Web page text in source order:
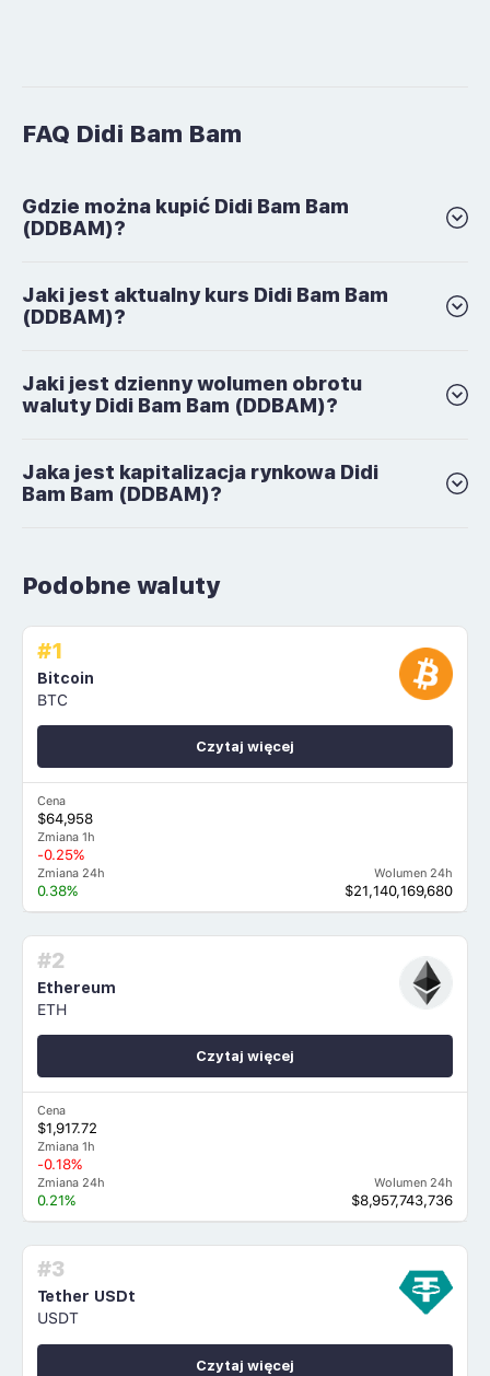
FAQ Didi Bam Bam
Gdzie można kupić Didi Bam Bam
(DDBAM)?
Jaki jest aktualny kurs Didi Bam Bam
(DDBAM)?
Jaki jest dzienny wolumen obrotu
waluty Didi Bam Bam (DDBAM)?
Jaka jest kapitalizacja rynkowa Didi
Bam Bam (DDBAM)?
Podobne waluty
#1
Bitcoin
BTC
Cena
$64,958
Zmiana 1h
-0.25%
Zmiana 24h
0.38%
Wolumen 24h
$21,140,169,680
Czytaj więcej
#2
Ethereum
ETH
Cena
$1,917.72
Zmiana 1h
-0.18%
Zmiana 24h
0.21%
Wolumen 24h
$8,957,743,736
Czytaj więcej
#3
Tether USDt
USDT
Czytaj więcej